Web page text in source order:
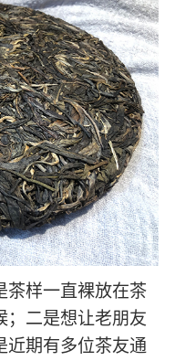
茶样一直裸放在茶
；二是想让老朋友
近期有多位茶友通